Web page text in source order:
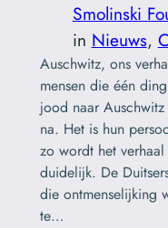
Smolinski
in Nieuws,
Auschwitz, ons
mensen die één
jood naar
na. Het is hun
zo wordt het
duidelijk. De
die ontmenselijking
te…